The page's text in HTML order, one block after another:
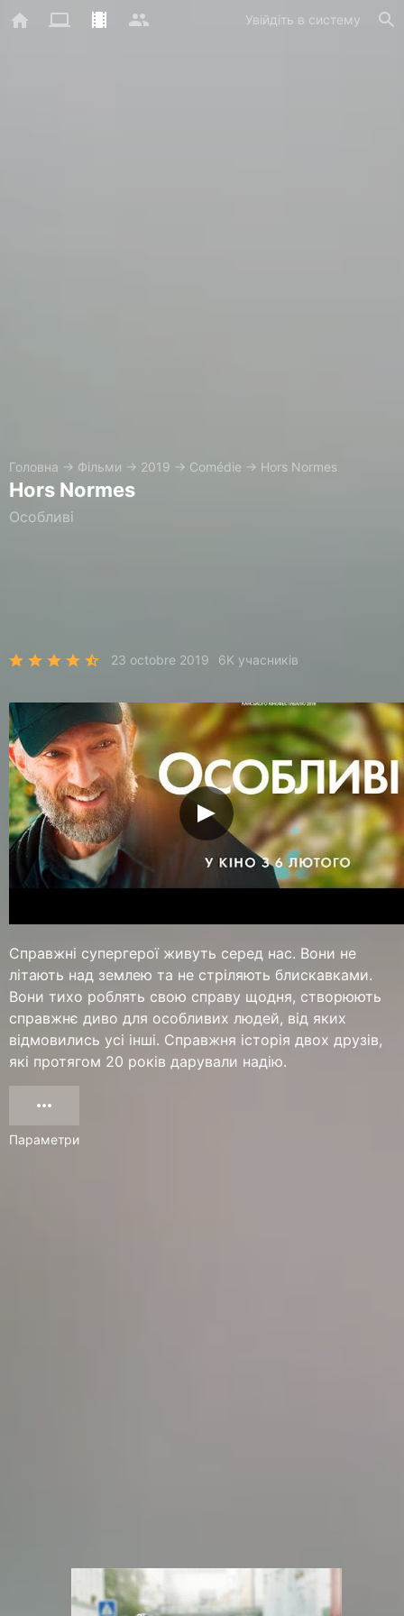
Увійдіть в систему
Головна → Фільми → 2019 → Comédie → Hors Normes
Hors Normes
Особливі
23 octobre 2019 6K учасників
Справжні супергерої живуть серед нас. Вони не
літають над землею та не стріляють блискавками.
Вони тихо роблять свою справу щодня, створюють
справжнє диво для особливих людей, від яких
відмовились усі інші. Справжня історія двох друзів,
які протягом 20 років дарували надію.
Параметри